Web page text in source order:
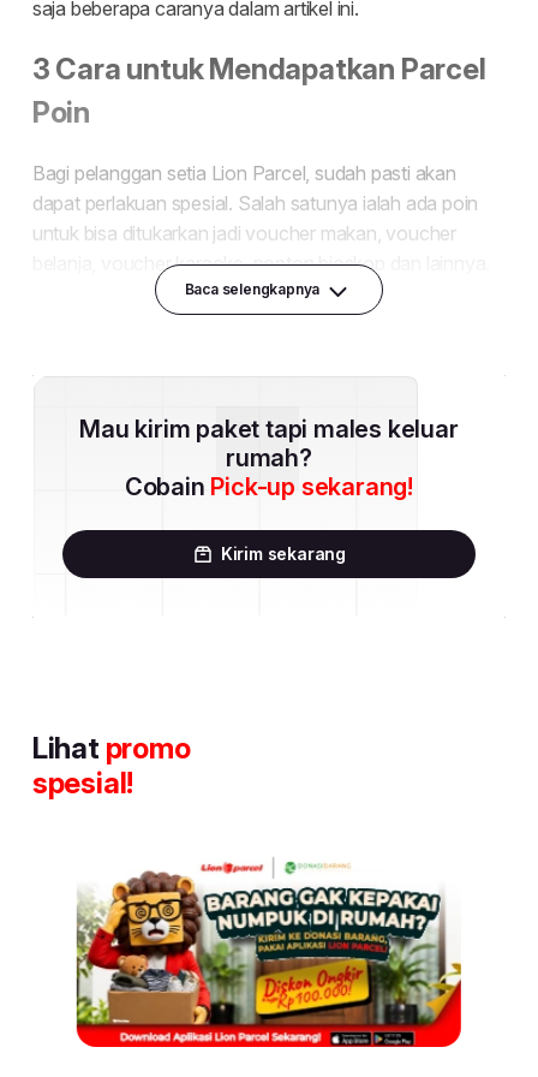
Baca selengkapnya
Mau kirim paket tapi males keluar
rumah?
Cobain Pick-up sekarang!
Kirim sekarang
Lihat promo
spesial!